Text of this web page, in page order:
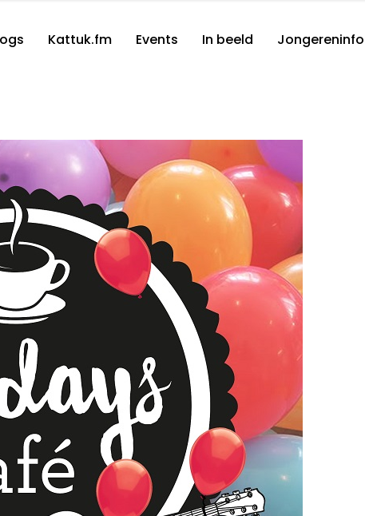
Kattuk.fm Events In beeld Jongereninfo